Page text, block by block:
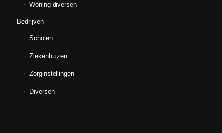
Woning diversen
Bedrijven
Scholen
Ziekenhuizen
Zorginstellingen
Diversen